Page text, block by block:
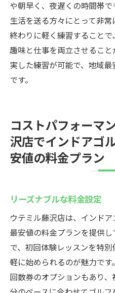
や朝早く、夜遅くの時間帯
生活を送る方々にとって非
終わりに軽く練習することで
趣味と仕事を両立させるこ
実した練習が可能で、地域
です。
コストパフォーマ
沢店でインドアゴ
安値の料金プラン
リーズナブルな料金設定
ウテミル藤沢店は、インド
最安値の料金プランを提供
で、初回体験レッスンを特
軽に始められるのが魅力で
回数券のオプションもあり